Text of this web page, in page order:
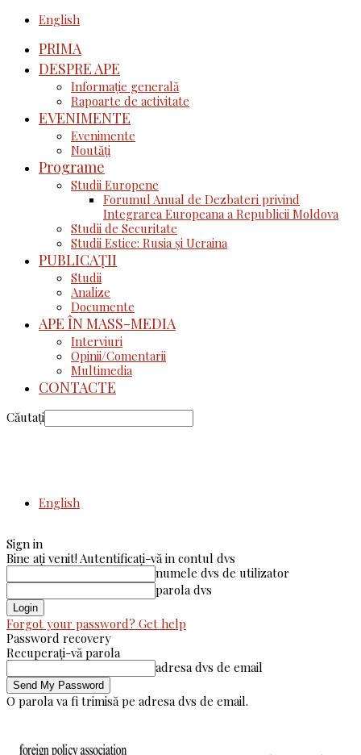
English
PRIMA
DESPRE APE
Informație generală
Rapoarte de activitate
EVENIMENTE
Evenimente
Noutăţi
Programe
Studii Europene
Forumul Anual de Dezbateri privind
Integrarea Europeana a Republicii Moldova
Studii de Securitate
Studii Estice: Rusia și Ucraina
PUBLICAȚII
Studii
Analize
Documente
APE ÎN MASS-MEDIA
Interviuri
Opinii/Comentarii
Multimedia
CONTACTE
Căutați
English
Sign in
Bine ați venit! Autentificați-vă in contul dvs
numele dvs de utilizator
parola dvs
Forgot your password? Get help
Password recovery
Recuperați-vă parola
adresa dvs de email
O parola va fi trimisă pe adresa dvs de email.